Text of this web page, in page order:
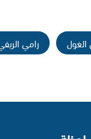
رامي